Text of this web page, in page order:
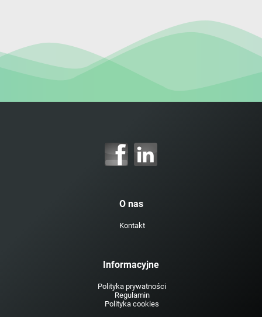
O nas
Kontakt
Informacyjne
Polityka prywatności
Regulamin
Polityka cookies